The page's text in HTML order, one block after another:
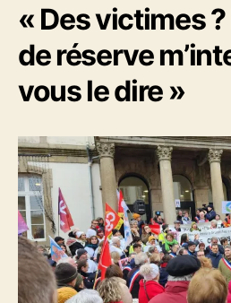
« Des victimes
de réserve
vous le dire »